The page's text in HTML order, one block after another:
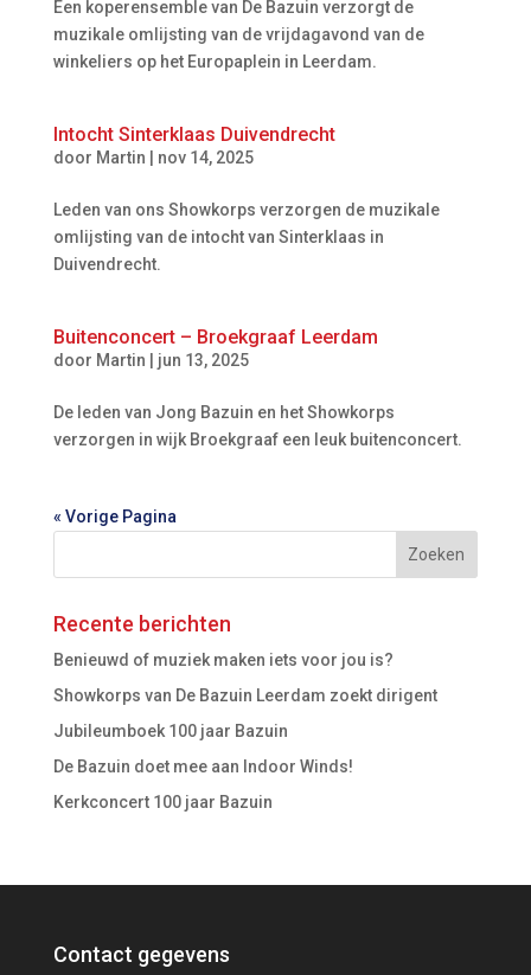
Een koperensemble van De Bazuin verzorgt de
muzikale omlijsting van de vrijdagavond van de
winkeliers op het Europaplein in Leerdam.
Intocht Sinterklaas Duivendrecht
door Martin nov 14, 2025
Leden van ons Showkorps verzorgen de muzikale
omlijsting van de intocht van Sinterklaas in
Duivendrecht.
Buitenconcert – Broekgraaf Leerdam
door Martin jun 13, 2025
De leden van Jong Bazuin en het Showkorps
verzorgen in wijk Broekgraaf een leuk buitenconcert.
« Vorige Pagina
Recente berichten
Benieuwd of muziek maken iets voor jou is?
Showkorps van De Bazuin Leerdam zoekt dirigent
Jubileumboek 100 jaar Bazuin
De Bazuin doet mee aan Indoor Winds!
Kerkconcert 100 jaar Bazuin
Contact gegevens